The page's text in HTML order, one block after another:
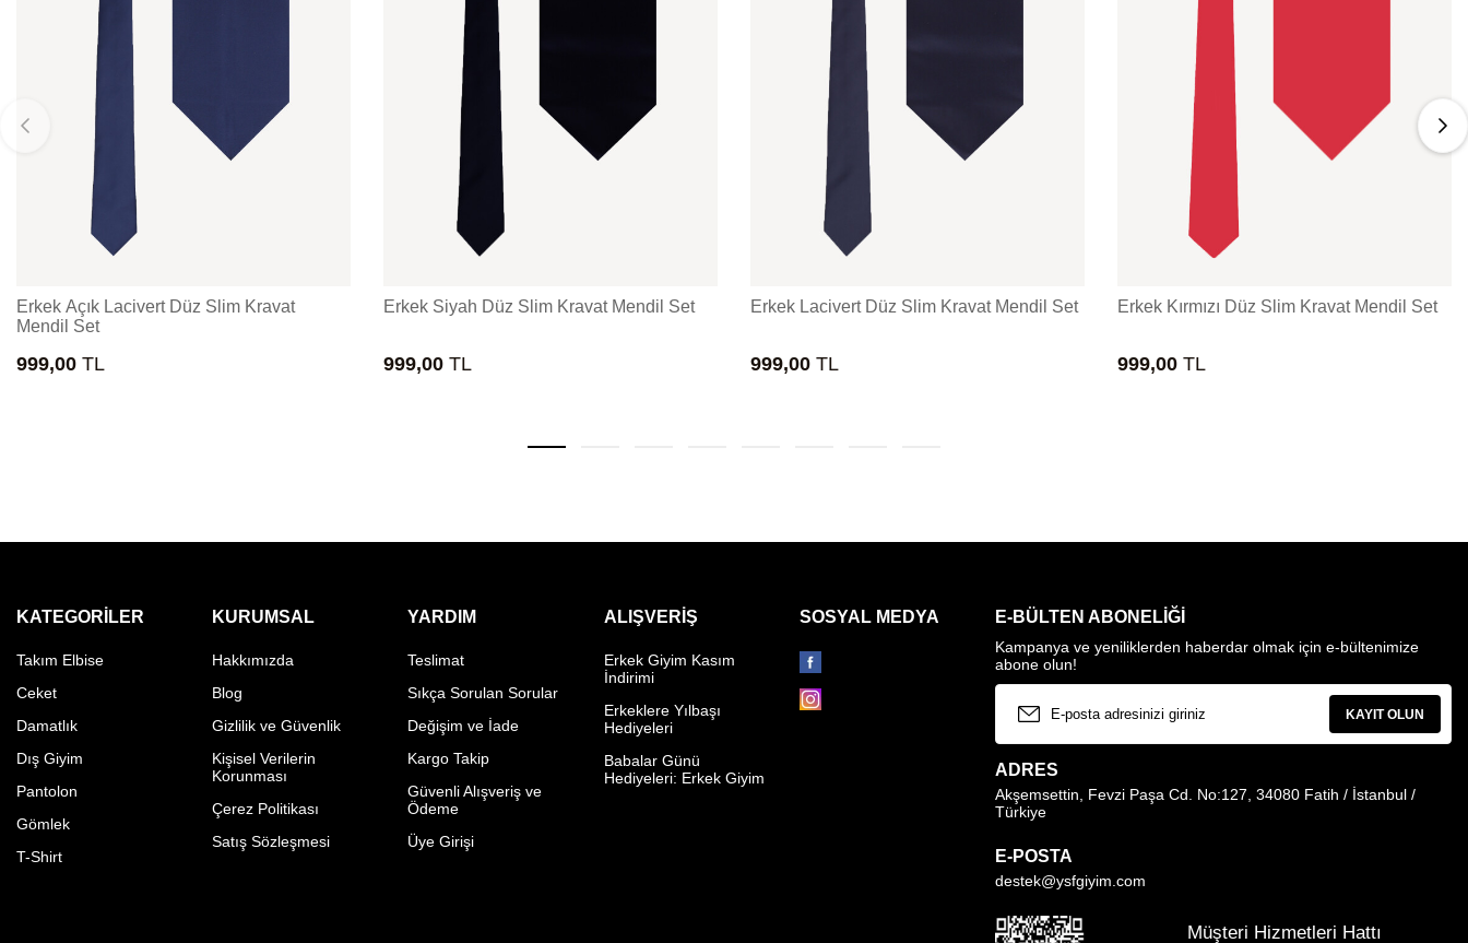
Erkek Açık Lacivert Düz Slim Kravat
Mendil Set
999,00 TL
Erkek Siyah Düz Slim Kravat Mendil Set
999,00 TL
Erkek Lacivert Düz Slim Kravat Mendil Set
999,00 TL
Erkek Kırmızı Düz Slim Kravat Mendil Set
999,00 TL
KATEGORILER
Takım Elbise
Ceket
Damatlık
Dış Giyim
Pantolon
Gömlek
T-Shirt
KURUMSAL
Hakkımızda
Blog
Gizlilik ve Güvenlik
Kişisel Verilerin
Korunması
Çerez Politikası
Satış Sözleşmesi
YARDIM
Teslimat
Sıkça Sorulan Sorular
Değişim ve İade
Kargo Takip
Güvenli Alışveriş ve
Ödeme
Üye Girişi
ALIŞVERIŞ
Erkek Giyim Kasım
İndirimi
Erkeklere Yılbaşı
Hediyeleri
Babalar Günü
Hediyeleri: Erkek Giyim
SOSYAL MEDYA E-BÜLTEN ABONELIĞI
Kampanya ve yeniliklerden haberdar olmak için e-bültenimize
abone olun!
KAYIT OLUN
ADRES
Akşemsettin, Fevzi Paşa Cd. No:127, 34080 Fatih / İstanbul /
Türkiye
E-POSTA
destek@ysfgiyim.com
Müşteri Hizmetleri Hattı